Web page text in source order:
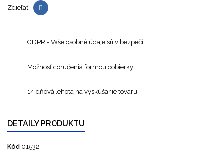
Zdieľať
GDPR - Vaše osobné údaje sú v bezpečí
Možnosť doručenia formou dobierky
14 dňová lehota na vyskúšanie tovaru
DETAILY PRODUKTU
Kód 01532